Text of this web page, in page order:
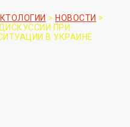
> НОВОСТИ >
ПРИ
В УКРАИНЕ